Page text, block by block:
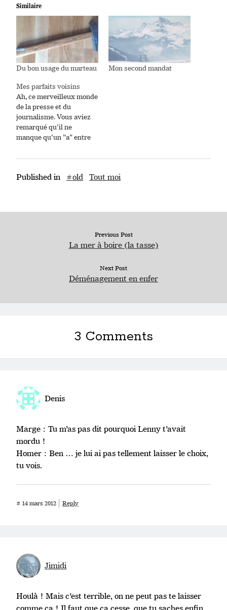
Similaire
Du bon usage du marteau
Mon second mandat
Mes parfaits voisins
Ah, ce merveilleux monde
de la presse et du
journalisme. Vous aviez
remarqué qu'il ne
manque qu'un "a" entre
De là à dire que tous les
fainéants, il n'y a qu'un
Published in #old Tout moi
Previous Post
La mer à boire (la tasse)
Next Post
Déménagement en enfer
3 Comments
Denis
Marge : Tu m’as pas dit pourquoi Lenny t’avait
mordu !
Homer : Ben … je lui ai pas tellement laisser le choix,
tu vois.
# 14 mars 2012 Reply
Jimidi
Houlà ! Mais c’est terrible, on ne peut pas te laisser